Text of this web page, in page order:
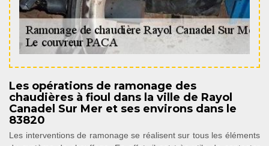
Les opérations de ramonage des
chaudières à fioul dans la ville de Rayol
Canadel Sur Mer et ses environs dans le
83820
Les interventions de ramonage se réalisent sur tous les éléments